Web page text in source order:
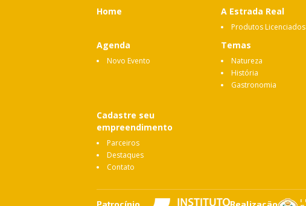
Home A Estrada Real
Produtos Licenciados
Agenda
Novo Evento
Temas
Natureza
História
Gastronomia
Cadastre seu
empreendimento
Parceiros
Destaques
Contato
Patrocínio Realização